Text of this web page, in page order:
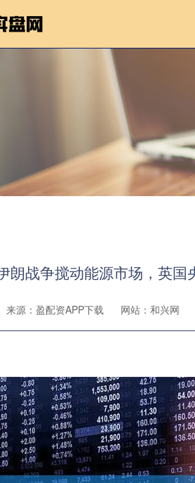
朗战争搅动能源市场，英
来源：盈配资APP下载 网站：和兴网